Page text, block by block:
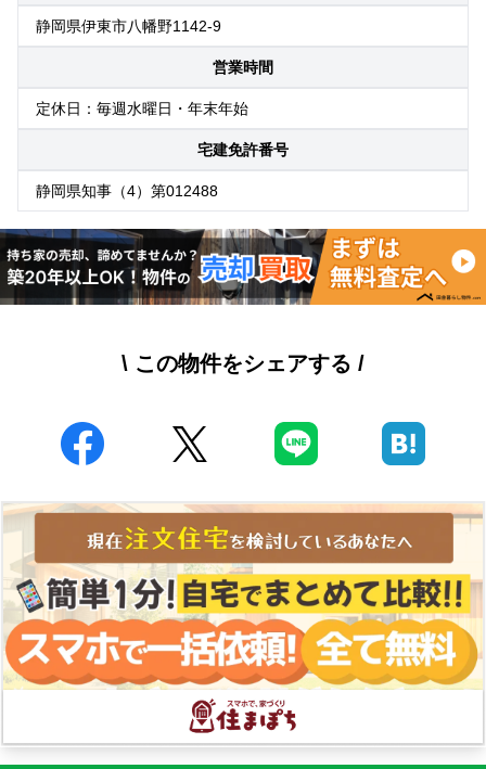
静岡県伊東市八幡野1142-9
営業時間
定休日：毎週水曜日・年末年始
宅建免許番号
静岡県知事（4）第012488
\ この物件をシェアする /